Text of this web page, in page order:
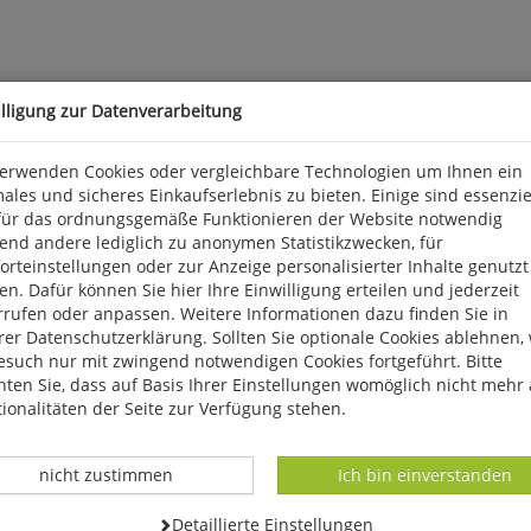
- ein Standard in der Paläozeanographie
genauer für das Mischungsverhältnis von schwerem und
Rekonstruktionen und Ozeanmodellierungen noch
archaisch anmutender Donnerkeil für einen modernen
zur Datenverarbeitung
Cookies oder vergleichbare Technologien um Ihnen ein
und sicheres Einkaufserlebnis zu bieten. Einige sind
das ordnungsgemäße Funktionieren der Website notwendig
andere lediglich zu anonymen Statistikzwecken, für
oder zur Anzeige personalisierter Inhalte genutzt
Dafür können Sie hier Ihre Einwilligung erteilen und jederzeit
oder anpassen. Weitere Informationen dazu finden Sie in
Datenschutzerklärung. Sollten Sie optionale Cookies ablehnen,
nur mit zwingend notwendigen Cookies fortgeführt. Bitte
Sie, dass auf Basis Ihrer Einstellungen womöglich nicht mehr
der Seite zur Verfügung stehen.
Datenverarbeitung -
Ich bin einverstanden
Datenverarbeitung -
nicht zustimmen
Datenverarbeitung -
Detaillierte Einstellungen